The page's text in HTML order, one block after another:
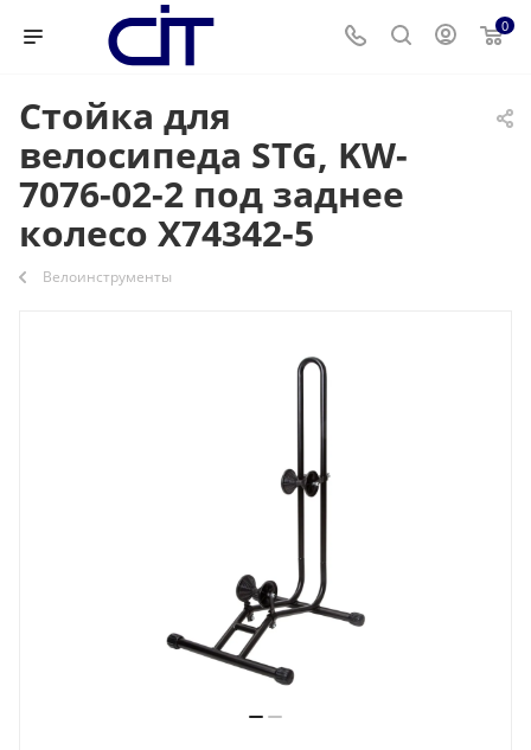
0
Стойка для
велосипеда STG, KW-
7076-02-2 под заднее
колесо Х74342-5
Велоинструменты